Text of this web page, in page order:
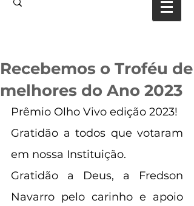
Recebemos o Troféu de
melhores do Ano 2023
Prêmio Olho Vivo edição 2023!
Gratidão a todos que votaram
em nossa Instituição.
Gratidão a Deus, a Fredson
Navarro pelo carinho e apoio